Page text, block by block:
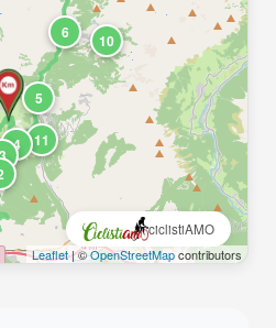
ciclistiAMO
4
5
6 10
11
Leaflet| ©OpenStreetMapcontributors